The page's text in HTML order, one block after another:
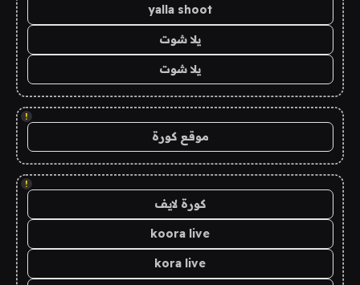
yalla shoot
يلا شوت
يلا شوت
!
موقع كورة
!
كورة لايف
koora live
kora live